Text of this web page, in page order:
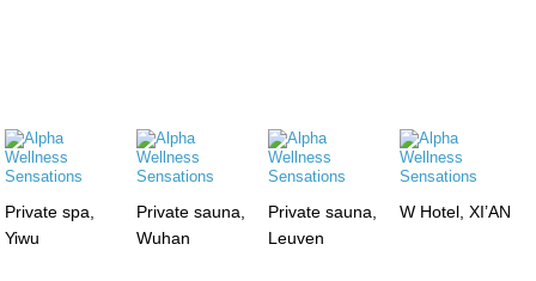
Private spa,
Yiwu
Private sauna,
Wuhan
Private sauna,
Leuven
W Hotel, XI’AN